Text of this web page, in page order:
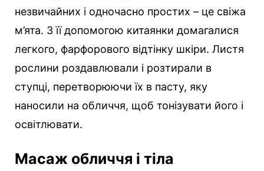
незвичайних і одночасно простих – це свіжа
м’ята. З її допомогою китаянки домагалися
легкого, фарфорового відтінку шкіри. Листя
рослини роздавлювали і розтирали в
ступці, перетворюючи їх в пасту, яку
наносили на обличчя, щоб тонізувати його і
освітлювати.
Масаж обличчя і тіла